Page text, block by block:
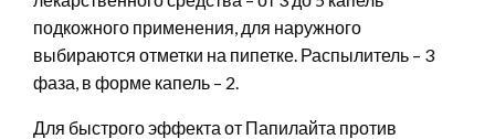
подкожного применения, для наружного
выбираются отметки на пипетке. Распылитель – 3
фаза, в форме капель – 2.
Для быстрого эффекта от Папилайта против